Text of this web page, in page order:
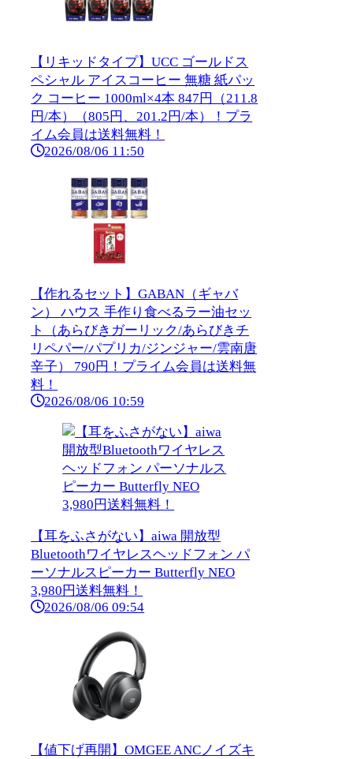
【リキッドタイプ】UCC ゴールドス
ペシャル アイスコーヒー 無糖 紙パッ
ク コーヒー 1000ml×4本 847円（211.8
円/本）（805円、201.2円/本）！プラ
イム会員は送料無料！
2026/08/06 11:50
【作れるセット】GABAN（ギャバ
ン） ハウス 手作り食べるラー油セッ
ト（あらびきガーリック/あらびきチ
リペパー/パプリカ/ジンジャー/雲南唐
辛子） 790円！プライム会員は送料無
料！
2026/08/06 10:59
【耳をふさがない】aiwa 開放型
Bluetoothワイヤレスヘッドフォン パ
ーソナルスピーカー Butterfly NEO
3,980円送料無料！
2026/08/06 09:54
【値下げ再開】OMGEE ANCノイズキ